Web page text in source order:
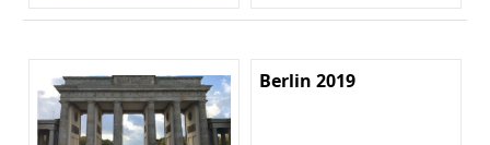
Berlin 2019